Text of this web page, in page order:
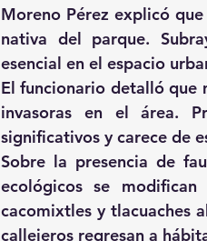
Moreno Pérez explicó
nativa del parque.
esencial en el espacio
El funcionario detalló que
invasoras en el área.
significativos y carece de
Sobre la presencia de
ecológicos se
cacomixtles y tlacuaches
callejeros regresan a